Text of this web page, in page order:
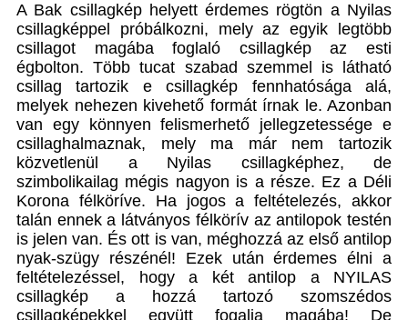
A Bak csillagkép helyett érdemes rögtön a Nyilas
csillagképpel próbálkozni, mely az egyik legtöbb
csillagot magába foglaló csillagkép az esti
égbolton. Több tucat szabad szemmel is látható
csillag tartozik e csillagkép fennhatósága alá,
melyek nehezen kivehető formát írnak le. Azonban
van egy könnyen felismerhető jellegzetessége e
csillaghalmaznak, mely ma már nem tartozik
közvetlenül a Nyilas csillagképhez, de
szimbolikailag mégis nagyon is a része. Ez a Déli
Korona félköríve. Ha jogos a feltételezés, akkor
talán ennek a látványos félkörív az antilopok testén
is jelen van. És ott is van, méghozzá az első antilop
nyak-szügy részénél! Ezek után érdemes élni a
feltételezéssel, hogy a két antilop a NYILAS
csillagkép a hozzá tartozó szomszédos
csillagképekkel együtt fogalja magába! De